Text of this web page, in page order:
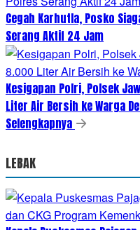
Cegah Karhutla, Posko
Serang Aktif 24 Jam
Kesigapan Polri, Polsek
Liter Air Bersih ke Warga
Selengkapnya
LEBAK